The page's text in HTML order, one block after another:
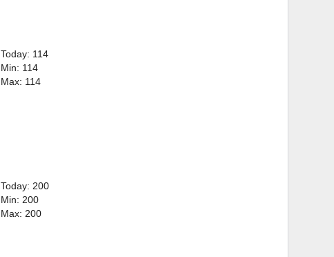
Today: 114
Min: 114
Max: 114
Today: 200
Min: 200
Max: 200